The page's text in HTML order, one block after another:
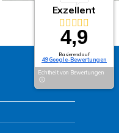
Exzellent
4,9
Basierend auf
49 Google-Bewertungen
Echtheit von Bewertungen